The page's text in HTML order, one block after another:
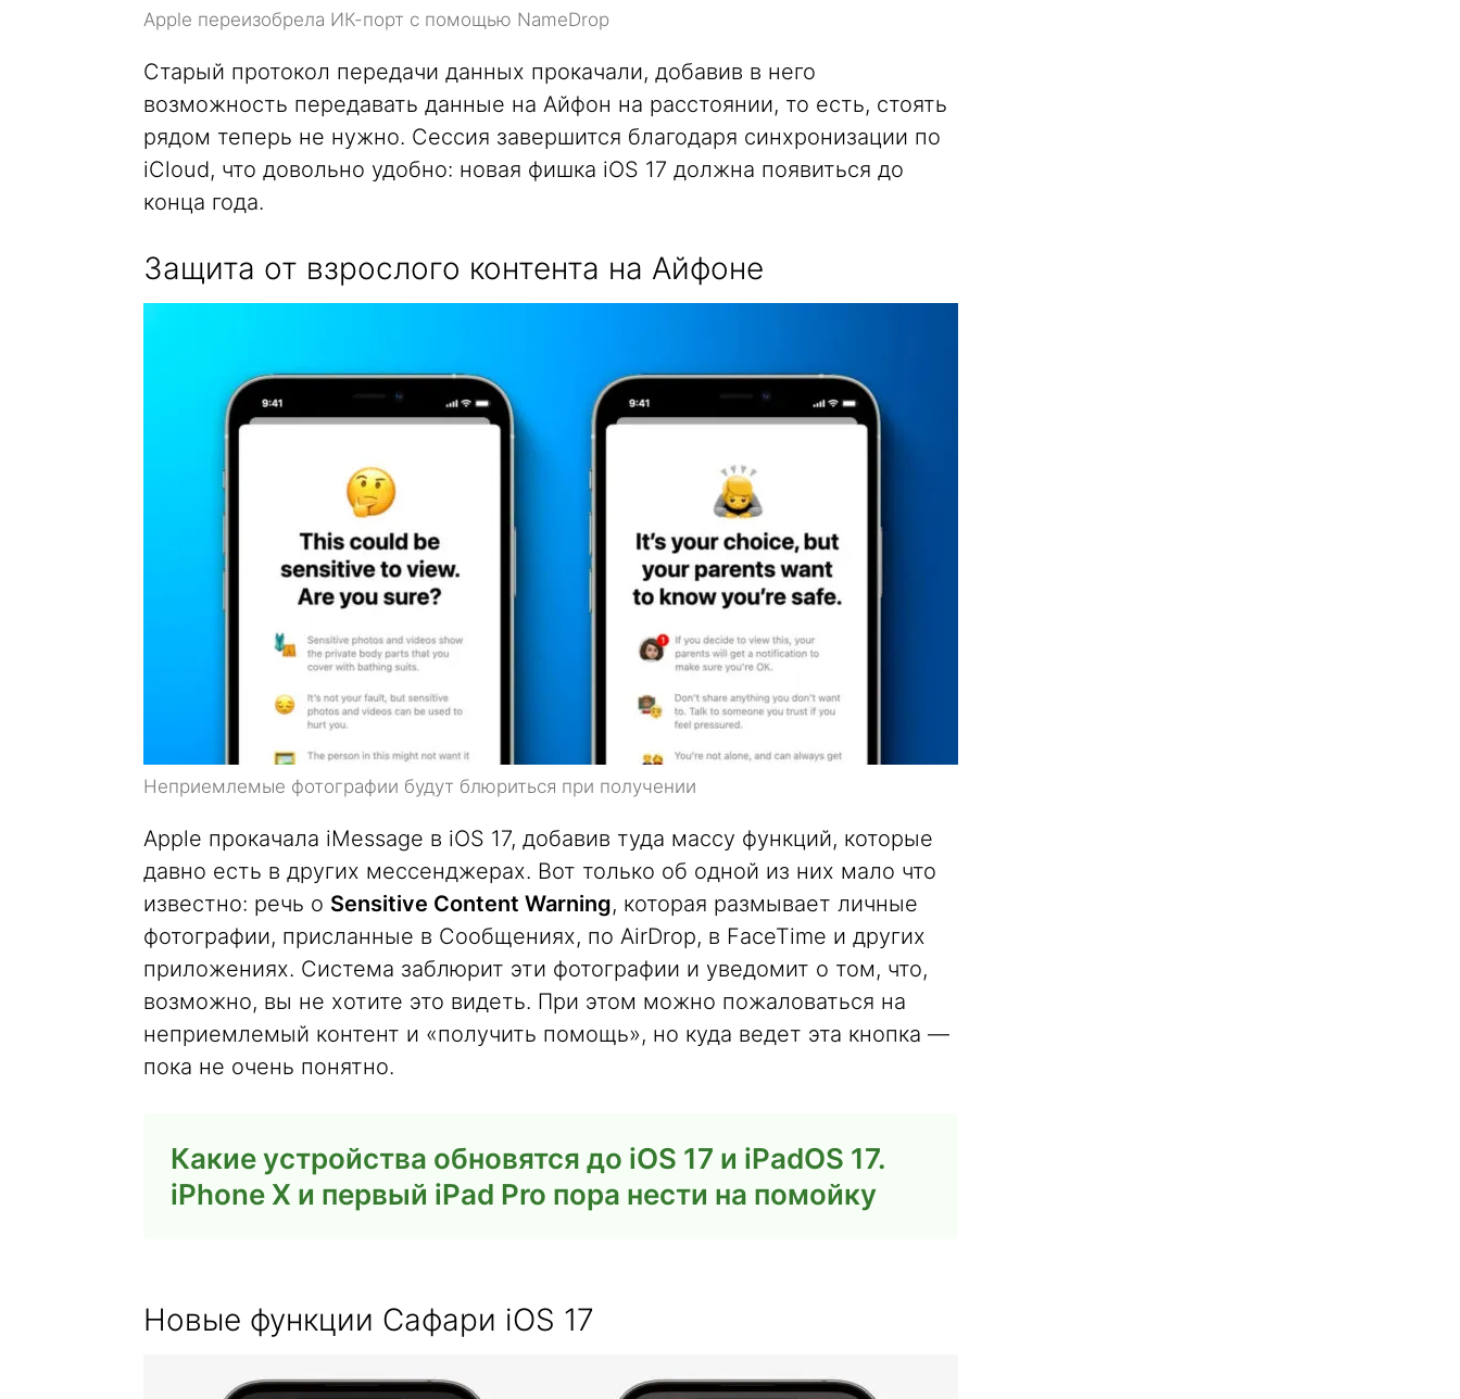
Apple переизобрела ИК-порт с помощью NameDrop
Cтарый протокол передачи данных прокачали, добавив в него
возможность передавать данные на Айфон на расстоянии, то есть, стоять
рядом теперь не нужно. Сессия завершится благодаря синхронизации по
iCloud, что довольно удобно: новая фишка iOS 17 должна появиться до
конца года.
Защита от взрослого контента на Айфоне
Неприемлемые фотографии будут блюриться при получении
Apple прокачала iMessage в iOS 17, добавив туда массу функций, которые
давно есть в других мессенджерах. Вот только об одной из них мало что
известно: речь о Sensitive Content Warning, которая размывает личные
фотографии, присланные в Сообщениях, по AirDrop, в FaceTime и других
приложениях. Система заблюрит эти фотографии и уведомит о том, что,
возможно, вы не хотите это видеть. При этом можно пожаловаться на
неприемлемый контент и «получить помощь», но куда ведет эта кнопка —
пока не очень понятно.
Какие устройства обновятся до iOS 17 и iPadOS 17.
iPhone X и первый iPad Pro пора нести на помойку
Новые функции Сафари iOS 17